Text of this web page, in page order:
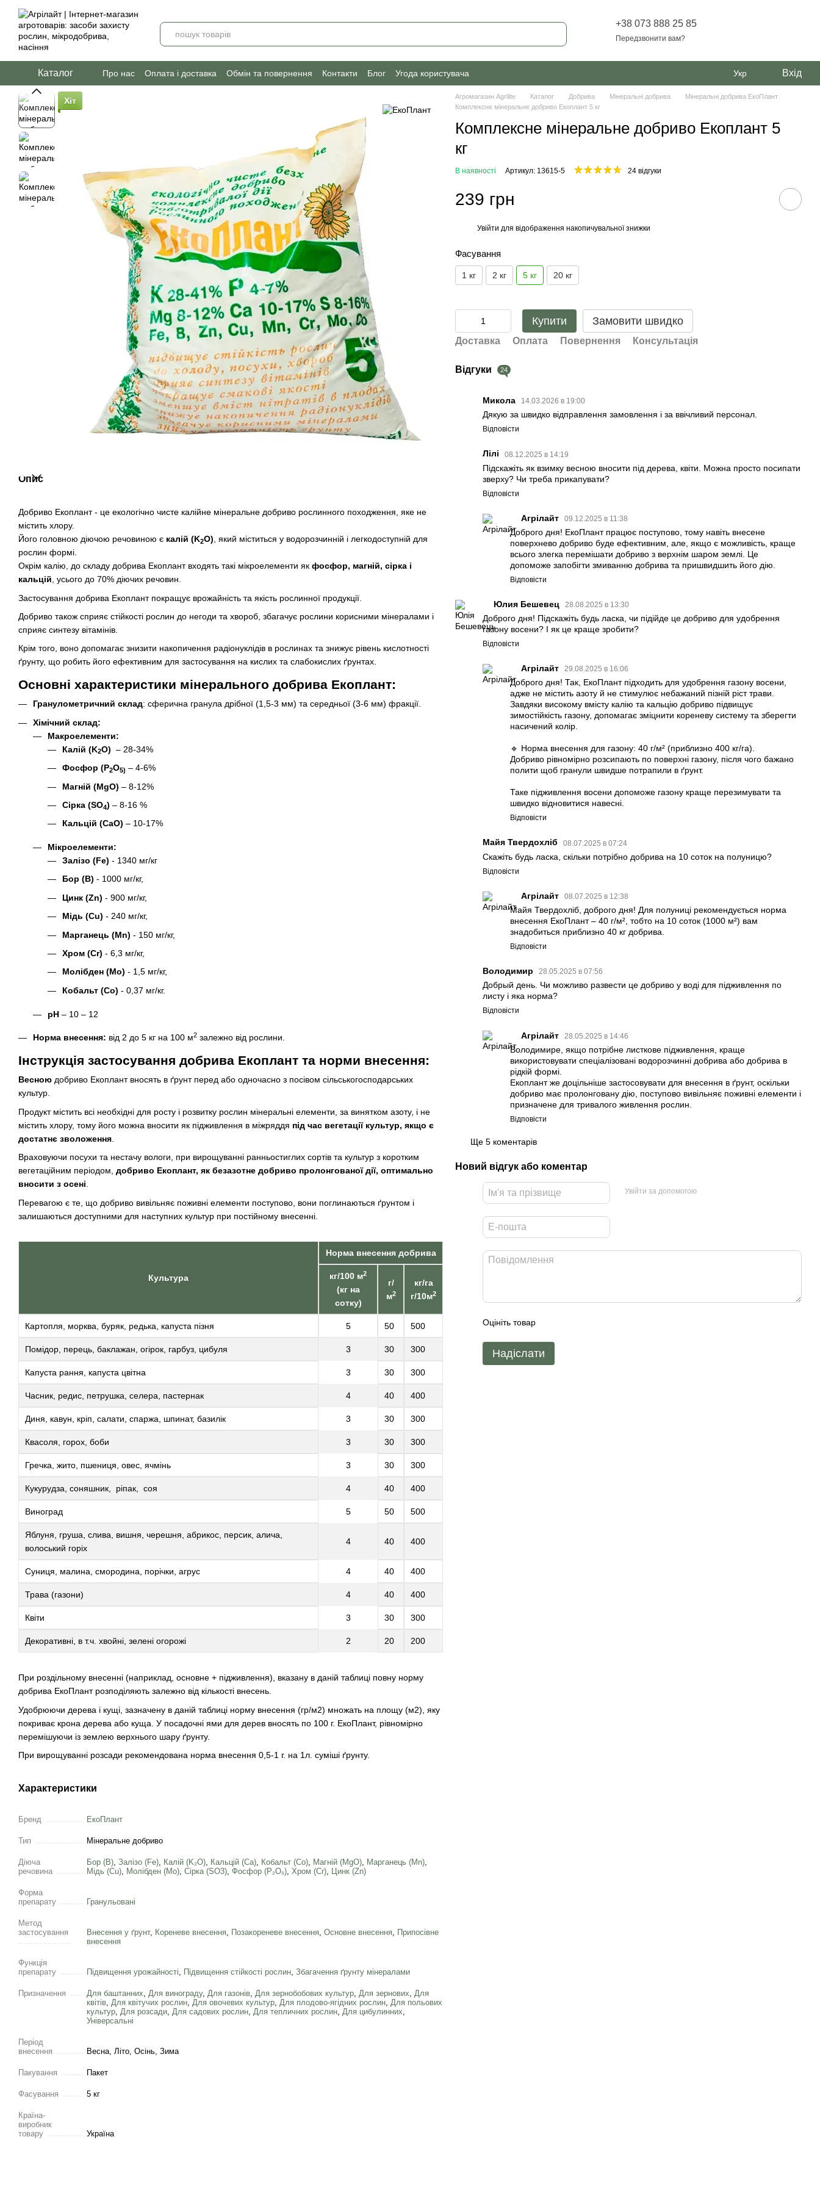
Перейти до основного контенту
+38 073 888 25 85
Передзвонити вам?
Каталог Про нас Оплата і доставка Обмін та повернення Контакти Блог Угода користувача Укр Вхід
Хіт
Опис
Добриво Екоплант - це екологічно чисте калійне мінеральне добриво рослинного походження, яке не
містить хлору.
Його головною діючою речовиною є калій (K2O) , який міститься у водорозчинній і легкодоступній для
рослин формі.
Окрім калію, до складу добрива Екоплант входять такі мікроелементи як фосфор, магній, сірка і
кальцій , усього до 70% діючих речовин.
Застосування добрива Екоплант покращує врожайність та якість рослинної продукції.
Добриво також сприяє стійкості рослин до негоди та хвороб, збагачує рослини корисними мінералами і
сприяє синтезу вітамінів.
Крім того, воно допомагає знизити накопичення радіонуклідів в рослинах та знижує рівень кислотності
ґрунту, що робить його ефективним для застосування на кислих та слабокислих ґрунтах.
Основні характеристики мінерального добрива Екоплант:
Гранулометричний склад: сферична гранула дрібної (1,5-3 мм) та середньої (3-6 мм) фракції.
Хімічний склад:
Макроелементи:
Калій (K2O) – 28-34%
Фосфор (P2O5) – 4-6%
Магній (MgO) – 8-12%
Сірка (SO4) – 8-16 %
Кальцій (CaO) – 10-17%
Мікроелементи:
Залізо (Fe) - 1340 мг/кг
Бор (B) - 1000 мг/кг,
Цинк (Zn) - 900 мг/кг,
Мідь (Cu) - 240 мг/кг,
Марганець (Mn) - 150 мг/кг,
Хром (Сr) - 6,3 мг/кг,
Молібден (Mo) - 1,5 мг/кг,
Кобальт (Co) - 0,37 мг/кг.
pH – 10 – 12
Норма внесення: від 2 до 5 кг на 100 м2 залежно від рослини.
Інструкція застосування добрива Екоплант та норми внесення:
Весною добриво Екоплант вносять в ґрунт перед або одночасно з посівом сільськогосподарських
культур.
Продукт містить всі необхідні для росту і розвитку рослин мінеральні елементи, за винятком азоту, і не
містить хлору, тому його можна вносити як підживлення в міжряддя під час вегетації культур, якщо є
достатнє зволоження
Враховуючи посухи та нестачу вологи, при вирощуванні ранньостиглих сортів та культур з коротким
вегетаційним періодом, добриво Екоплант, як безазотне добриво пролонгованої дії, оптимально
вносити з осені
Перевагою є те, що добриво вивільняє поживні елементи поступово, вони поглинаються ґрунтом і
залишаються доступними для наступних культур при постійному внесенні.
Культура
Норма внесення добрива
кг/100 м2
(кг на
сотку)
г/
м2
кг/га
г/10м2
Картопля, морква, буряк, редька, капуста пізня 5 50 500
Помідор, перець, баклажан, огірок, гарбуз, цибуля 3 30 300
Капуста рання, капуста цвітна 3 30 300
Часник, редис, петрушка, селера, пастернак 4 40 400
Диня, кавун, кріп, салати, спаржа, шпинат, базилік 3 30 300
Квасоля, горох, боби 3 30 300
Гречка, жито, пшениця, овес, ячмінь 3 30 300
Кукурудза, соняшник, ріпак, соя 4 40 400
Виноград 5 50 500
Яблуня, груша, слива, вишня, черешня, абрикос, персик, алича,
волоський горіх
4 40 400
Суниця, малина, смородина, порічки, агрус 4 40 400
Трава (газони) 4 40 400
Квіти 3 30 300
Декоративні, в т.ч. хвойні, зелені огорожі 2 20 200
При роздільному внесенні (наприклад, основне + підживлення), вказану в даній таблиці повну норму
добрива ЕкоПлант розподіляють залежно від кількості внесень.
Удобрюючи дерева і кущі, зазначену в даній таблиці норму внесення (гр/м2) множать на площу (м2), яку
покриває крона дерева або куща. У посадочні ями для дерев вносять по 100 г. ЕкоПлант, рівномірно
перемішуючи із землею верхнього шару ґрунту.
При вирощуванні розсади рекомендована норма внесення 0,5-1 г. на 1л. суміші ґрунту.
Характеристики
Бренд ЕкоПлант
Тип Мінеральне добриво
Діюча
речовина
Бор (B), Залізо (Fe), Калій (K₂O), Кальцій (Ca), Кобальт (Co), Магній (MgO), Марганець (Mn),
Мідь (Cu), Молібден (Mo), Сірка (SO3), Фосфор (Р₂О₅), Хром (Сr), Цинк (Zn)
Форма
препарату
Гранульовані
Метод
застосування
Внесення у ґрунт, Кореневе внесення, Позакореневе внесення, Основне внесення, Припосівне
внесення
Функція
препарату
Підвищення урожайності, Підвищення стійкості рослин, Збагачення ґрунту мінералами
Призначення Для баштанних, Для винограду, Для газонів, Для зернобобових культур, Для зернових, Для
квітів, Для квітучих рослин, Для овочевих культур, Для плодово-ягідних рослин, Для польових
культур, Для розсади, Для садових рослин, Для тепличних рослин, Для цибулинних,
Універсальні
Період
внесення
Весна, Літо, Осінь, Зима
Пакування Пакет
Фасування 5 кг
Країна-
виробник
товару
Україна
Агромагазин Agrilite Каталог Добрива Мінеральні добрива
Мінеральні добрива ЕкоПлант
Комплексне мінеральне добриво Екоплант 5 кг
Комплексне мінеральне добриво Екоплант 5
кг
В наявності Артикул: 13615-5 24 відгуки
239 грн
Увійти для відображення накопичувальної знижки
Фасування
1 кг 2 кг 5 кг 20 кг
Купити Замовити швидко
Доставка Оплата Повернення Консультація
Відгуки 24
Микола 14.03.2026 в 19:00
Дякую за швидко відправлення замовлення і за ввічливий персонал.
Відповісти
Лілі 08.12.2025 в 14:19
Підскажіть як взимку весною вносити під дерева, квіти. Можна просто посипати
зверху? Чи треба прикапувати?
Відповісти
Агрілайт 09.12.2025 в 11:38
Доброго дня! ЕкоПлант працює поступово, тому навіть внесене
поверхнево добриво буде ефективним, але, якщо є можливість, краще
всього злегка перемішати добриво з верхнім шаром землі. Це
допоможе запобігти змиванню добрива та пришвидшить його дію.
Відповісти
Юлия Бешевец 28.08.2025 в 13:30
Доброго дня! Підскажіть будь ласка, чи підійде це добриво для удобрення
газону восени? І як це краще зробити?
Відповісти
Агрілайт 29.08.2025 в 16:06
Доброго дня! Так, ЕкоПлант підходить для удобрення газону восени,
адже не містить азоту й не стимулює небажаний пізній ріст трави.
Завдяки високому вмісту калію та кальцію добриво підвищує
зимостійкість газону, допомагає зміцнити кореневу систему та зберегти
насичений колір.
🔹 Норма внесення для газону: 40 г/м² (приблизно 400 кг/га).
Добриво рівномірно розсипають по поверхні газону, після чого бажано
полити щоб гранули швидше потрапили в ґрунт.
Таке підживлення восени допоможе газону краще перезимувати та
швидко відновитися навесні.
Відповісти
Майя Твердохліб 08.07.2025 в 07:24
Скажіть будь ласка, скільки потрібно добрива на 10 соток на полуницю?
Відповісти
Агрілайт 08.07.2025 в 12:38
Майя Твердохліб, доброго дня! Для полуниці рекомендується норма
внесення ЕкоПлант – 40 г/м², тобто на 10 соток (1000 м²) вам
знадобиться приблизно 40 кг добрива.
Відповісти
Володимир 28.05.2025 в 07:56
Добрый день. Чи можливо развести це добриво у водi для пiдживлення по
листу i яка норма?
Відповісти
Агрілайт 28.05.2025 в 14:46
Володимире, якщо потрібне листкове підживлення, краще
використовувати спеціалізовані водорозчинні добрива або добрива в
рідкій формі.
Екоплант же доцільніше застосовувати для внесення в ґрунт, оскільки
добриво має пролонговану дію, поступово вивільняє поживні елементи і
призначене для тривалого живлення рослин.
Відповісти
Ще 5 коментарів
Новий відгук або коментар
Увійти за допомогою
Оцініть товар
Надіслати